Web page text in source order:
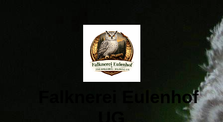
Falknerei Eulenhof